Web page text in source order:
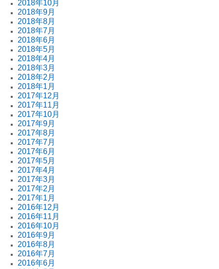
2018年10月
2018年9月
2018年8月
2018年7月
2018年6月
2018年5月
2018年4月
2018年3月
2018年2月
2018年1月
2017年12月
2017年11月
2017年10月
2017年9月
2017年8月
2017年7月
2017年6月
2017年5月
2017年4月
2017年3月
2017年2月
2017年1月
2016年12月
2016年11月
2016年10月
2016年9月
2016年8月
2016年7月
2016年6月